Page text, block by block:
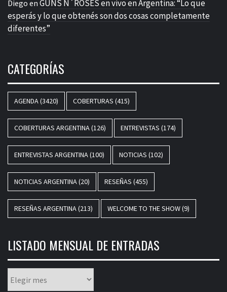
Diego en GUNS N´ROSES en vivo en Argentina: “Lo que
esperás y lo que obtenés son dos cosas completamente
diferentes”
CATEGORÍAS
AGENDA(3420) COBERTURAS (415)
COBERTURAS ARGENTINA(126) ENTREVISTAS (174)
ENTREVISTAS ARGENTINA(100) NOTICIAS (102)
NOTICIAS ARGENTINA(20) RESEÑAS (455)
RESEÑAS ARGENTINA(213) WELCOME TO THE SHOW(9)
LISTADO MENSUAL DE ENTRADAS
mensual